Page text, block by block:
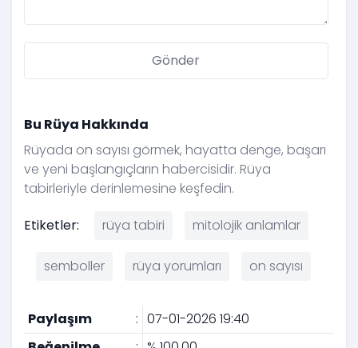
Bu Rüya Hakkında
Rüyada on sayısı görmek, hayatta denge, başarı
ve yeni başlangıçların habercisidir. Rüya
tabirleriyle derinlemesine keşfedin.
Etiketler:
rüya tabiri mitolojik anlamlar
semboller rüya yorumları on sayısı
Paylaşım : 07-01-2026 19:40